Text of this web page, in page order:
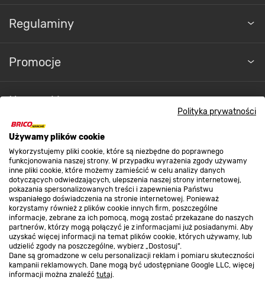
Polityka prywatności
Używamy plików cookie
Wykorzystujemy pliki cookie, które są niezbędne do poprawnego
funkcjonowania naszej strony. W przypadku wyrażenia zgody używamy
inne pliki cookie, które możemy zamieścić w celu analizy danych
dotyczących odwiedzających, ulepszenia naszej strony internetowej,
pokazania spersonalizowanych treści i zapewnienia Państwu
wspaniałego doświadczenia na stronie internetowej. Ponieważ
korzystamy również z plików cookie innych firm, poszczególne
informacje, zebrane za ich pomocą, mogą zostać przekazane do naszych
partnerów, którzy mogą połączyć je z informacjami już posiadanymi. Aby
uzyskać więcej informacji na temat plików cookie, których używamy, lub
udzielić zgody na poszczególne, wybierz „Dostosuj”.
Dane są gromadzone w celu personalizacji reklam i pomiaru skuteczności
kampanii reklamowych. Dane mogą być udostępniane Google LLC, więcej
informacji można znaleźć tutaj.
Regulaminy
Promocje
Nasze sklepy
O nas
Kontakt do sklepu
Strefa biznesu
Dołącz do nas